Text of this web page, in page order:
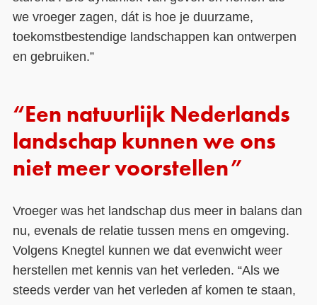
we vroeger zagen, dát is hoe je duurzame,
toekomstbestendige landschappen kan ontwerpen
en gebruiken.”
“Een natuurlijk Nederlands
landschap kunnen we ons
niet meer voorstellen”
Vroeger was het landschap dus meer in balans dan
nu, evenals de relatie tussen mens en omgeving.
Volgens Knegtel kunnen we dat evenwicht weer
herstellen met kennis van het verleden. “Als we
steeds verder van het verleden af komen te staan,